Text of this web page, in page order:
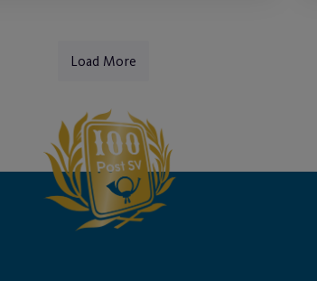
Load More